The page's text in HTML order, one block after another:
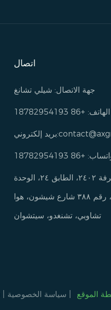
اتصال
جهة الاتصال: شيلي تشانغ
+86 18782954193
بريد إلكتروني:
+86 18782954193
عنوان الشركة: الغرفة ٢٤٠٢، الطابق ٢٤، الوحدة
٢، المبنى ٣، رقم ٣٨٨ شارع شيشون، هوا
تشاوبي، تشنغدو، سيتشوان
الموقع سياسة الخصوصية